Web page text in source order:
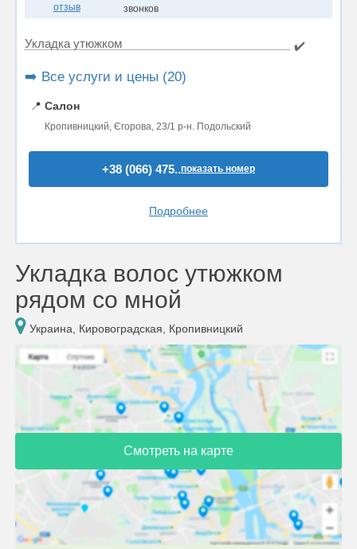
отзыв звонков
Укладка утюжком ✔️
➡️ Все услуги и цены (20)
📍 Салон
Кропивницкий, Єгорова, 23/1 р-н. Подольский
+38 (066) 475..показать номер
Подробнее
Укладка волос утюжком
рядом со мной
Украина, Кировоградская, Кропивницкий
Смотреть на карте